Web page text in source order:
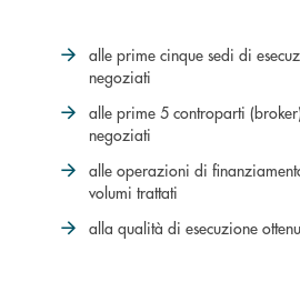
alle prime cinque sedi di
negoziati
alle prime 5 controparti
negoziati
alle operazioni di
volumi trattati
alla qualità di esecuzione